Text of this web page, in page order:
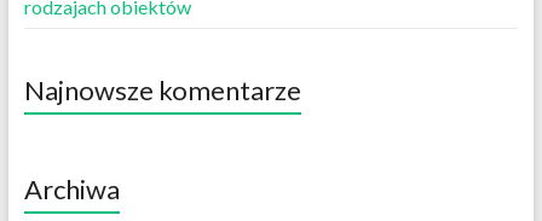
rodzajach obiektów
Najnowsze komentarze
Archiwa